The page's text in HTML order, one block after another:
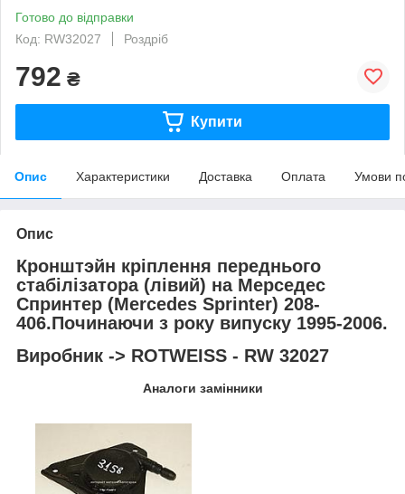
Готово до відправки
Код: RW32027
Роздріб
792 ₴
Купити
Опис Характеристики Доставка Оплата Умови
Опис
Кронштэйн кріплення переднього
стабілізатора (лівий) на Мерседес
Спринтер (Mercedes Sprinter) 208-
406.Починаючи з року випуску 1995-2006.
Виробник -> ROTWEISS - RW 32027
Аналоги замінники